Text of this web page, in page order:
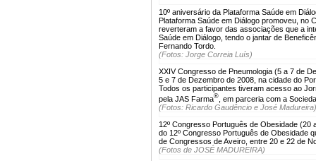
10º aniversário da Plataforma Saúde em
Plataforma Saúde em Diálogo promoveu, no
reverteram a favor das associações que a
Saúde em Diálogo, tendo o jantar de
Fernando Tordo.
(Fotos: Jorge Correia Luís)
XXIV Congresso de Pneumologia (5 a 7 de
5 e 7 de Dezembro de 2008, na cidade do
Todos os participantes tiveram acesso ao
pela JAS Farma® , em parceria com a
(Fotos: Ricardo Gaudêncio e José Madureira)
12º Congresso Português de Obesidade (20
do 12º Congresso Português de Obesidade
de Congressos de Aveiro, entre 20 e 22 de
(Fotos de JOSÉ MADUREIRA)